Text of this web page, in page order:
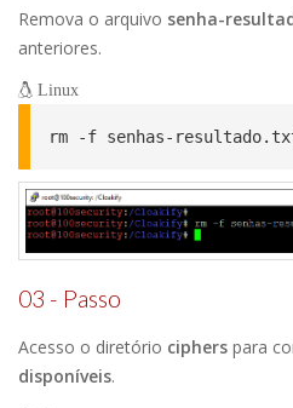
Remova o arquivo senha-
anteriores.
Linux
rm -f senhas-
03 - Passo
Acesso o diretório ciphers para
disponíveis.